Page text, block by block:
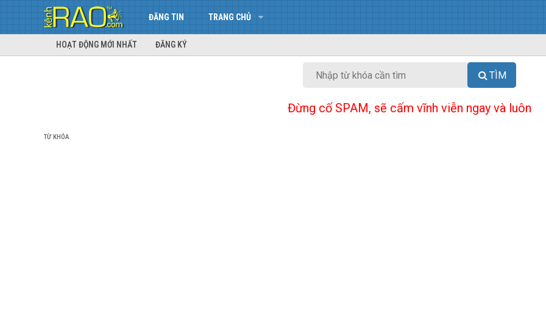
ĐĂNG TIN TRANG CHỦ
HOẠT ĐỘNG MỚI NHẤT ĐĂNG KÝ
TÌM
Đừng cố SPAM, sẽ cấm vĩnh viễn ngay và luôn
TỪ KHÓA